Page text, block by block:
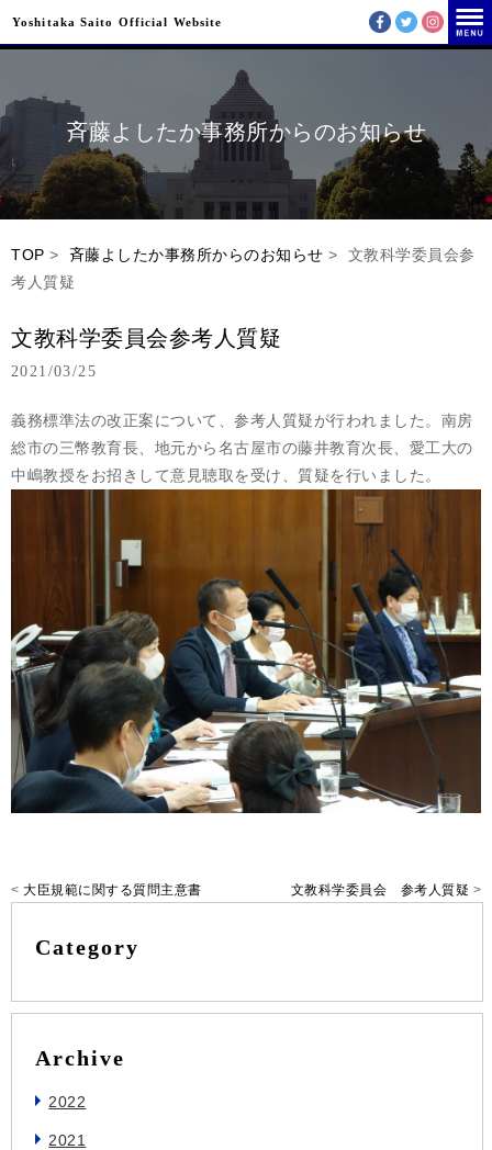
Yoshitaka Saito Official Website
斉藤よしたか事務所からのお知らせ
TOP > 斉藤よしたか事務所からのお知らせ > 文教科学委員会参
考人質疑
文教科学委員会参考人質疑
2021/03/25
義務標準法の改正案について、参考人質疑が行われました。南房
総市の三幣教育長、地元から名古屋市の藤井教育次長、愛工大の
中嶋教授をお招きして意見聴取を受け、質疑を行いました。
< 大臣規範に関する質問主意書 文教科学委員会 参考人質疑 >
Category
Archive
2022
2021